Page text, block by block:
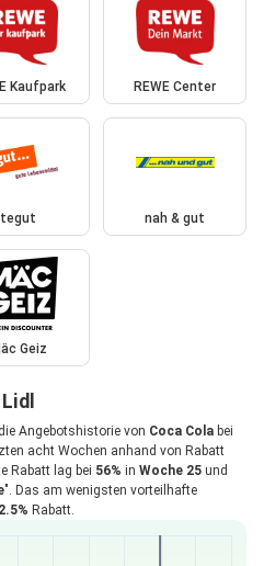
Kaufpark REWE Center
tegut nah & gut
Geiz
Angebotshistorie von Coca Cola bei
acht Wochen anhand von Rabatt
Rabatt lag bei 56% in Woche 25 und
". Das am wenigsten vorteilhafte
2.5% Rabatt.